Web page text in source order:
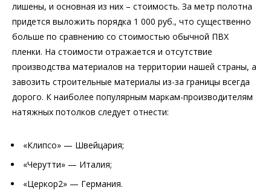
лишены, и основная из них – стоимость. За метр полотна
придется выложить порядка 1 000 руб., что существенно
больше по сравнению со стоимостью обычной ПВХ
пленки. На стоимости отражается и отсутствие
производства материалов на территории нашей страны, а
завозить строительные материалы из-за границы всегда
дорого. К наиболее популярным маркам-производителям
натяжных потолков следует отнести:
«Клипсо» — Швейцария;
«Черутти» — Италия;
«Церкор2» — Германия.